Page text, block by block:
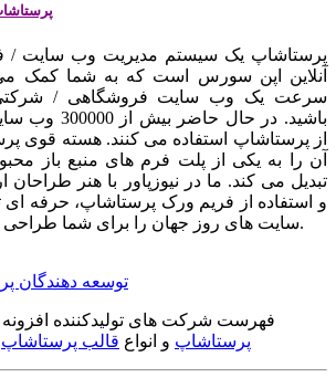
پرستاشاپ یک سیستم مدیریت وب سایت /
آنلاین اپن سورس است که به شما کمک
سرعت یک وب سایت فروشگاهی /
باشید. در حال حاضر
از پرستاشاپ استفاده می کنند. هسته قوی
آن را به یکی از پلت فرم های منبع باز
تبدیل می کند. ما در نیوزپاور با هنر طراحان
و استفاده از فریم ورک پرستاشاپ، حرفه
سایت های روز جهان را برای شما طراحی می کنیم.
توسعه دهندگان
فهرست شرکت های تولیدکننده افزونه
پرستاشاپ و انواع قالب پرستاشاپ